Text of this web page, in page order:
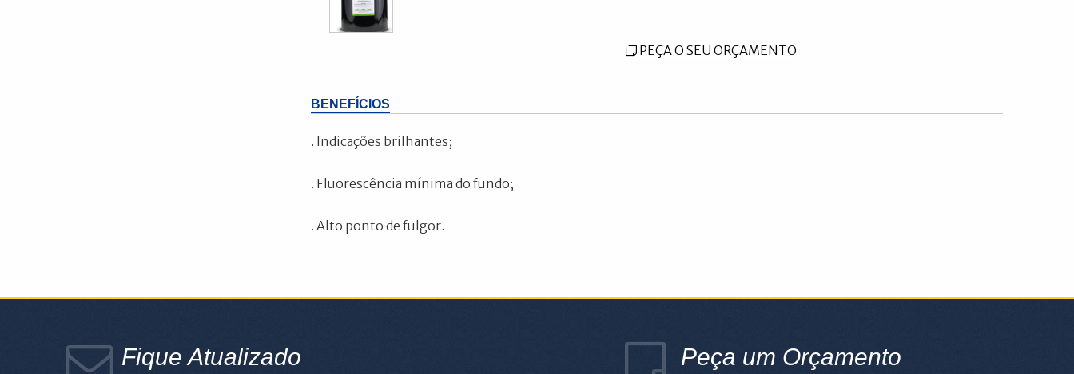
PEÇA O SEU ORÇAMENTO
BENEFÍCIOS
. Indicações brilhantes;
. Fluorescência mínima do fundo;
. Alto ponto de fulgor.
Fique Atualizado Peça um Orçamento